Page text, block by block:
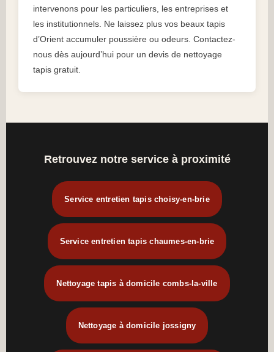
intervenons pour les particuliers, les entreprises et
les institutionnels. Ne laissez plus vos beaux tapis
d’Orient accumuler poussière ou odeurs. Contactez-
nous dès aujourd’hui pour un devis de nettoyage
tapis gratuit.
Retrouvez notre service à proximité
Service entretien tapis choisy-en-brie
Service entretien tapis chaumes-en-brie
Nettoyage tapis à domicile combs-la-ville
Nettoyage à domicile jossigny